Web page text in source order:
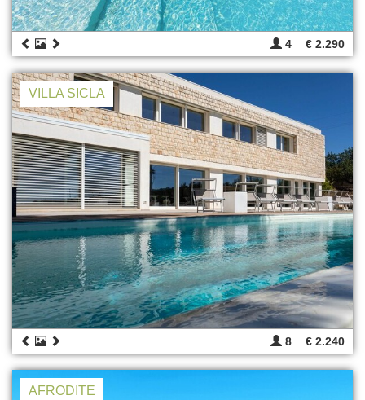
4 € 2.290
VILLA SICLA
8 € 2.240
AFRODITE